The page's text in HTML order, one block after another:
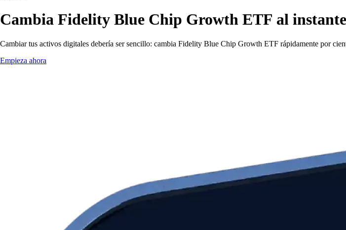
Cambia Fidelity Blue Chip Growth ETF al
Cambiar tus activos digitales debería ser sencillo: cambia Fidelity Blue Chip Growth ETF rápidamente por
Empieza ahora